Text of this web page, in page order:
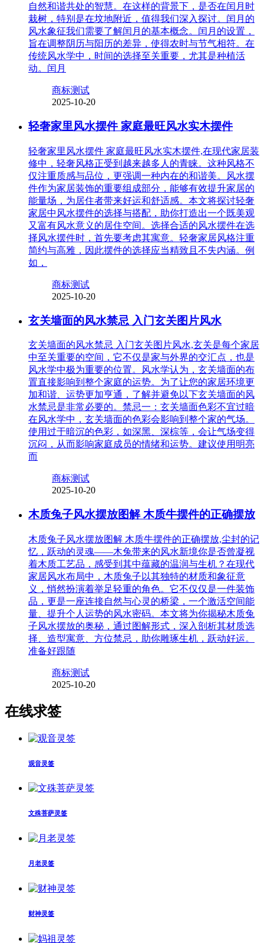
自然和谐共处的智慧。在这样的背景下，是否在闰月时
栽树，特别是在坟地附近，值得我们深入探讨。闰月的
风水象征我们需要了解闰月的基本概念。闰月的设置，
旨在调整阴历与阳历的差异，使得农时与节气相符。在
传统风水学中，时间的选择至关重要，尤其是种植活
动。闰月
商标测试
2025-10-20
轻奢家里风水摆件 家庭最旺风水实木摆件
轻奢家里风水摆件 家庭最旺风水实木摆件,在现代家居装
修中，轻奢风格正受到越来越多人的青睐。这种风格不
仅注重质感与品位，更强调一种内在的和谐美。风水摆
件作为家居装饰的重要组成部分，能够有效提升家居的
能量场，为居住者带来好运和舒适感。本文将探讨轻奢
家居中风水摆件的选择与搭配，助你打造出一个既美观
又富有风水意义的居住空间。选择合适的风水摆件在选
择风水摆件时，首先要考虑其寓意。轻奢家居风格注重
简约与高雅，因此摆件的选择应当精致且不失内涵。例
如，
商标测试
2025-10-20
玄关墙面的风水禁忌 入门玄关图片风水
玄关墙面的风水禁忌 入门玄关图片风水,玄关是每个家居
中至关重要的空间，它不仅是家与外界的交汇点，也是
风水学中极为重要的位置。风水学认为，玄关墙面的布
置直接影响到整个家庭的运势。为了让您的家居环境更
加和谐、运势更加亨通，了解并避免以下玄关墙面的风
水禁忌是非常必要的。禁忌一：玄关墙面色彩不宜过暗
在风水学中，玄关墙面的色彩会影响到整个家的气场。
使用过于暗沉的色彩，如深黑、深棕等，会让气场变得
沉闷，从而影响家庭成员的情绪和运势。建议使用明亮
而
商标测试
2025-10-20
木质兔子风水摆放图解 木质牛摆件的正确摆放
木质兔子风水摆放图解 木质牛摆件的正确摆放,尘封的记
忆，跃动的灵魂——木兔带来的风水新境你是否曾凝视
着木质工艺品，感受到其中蕴藏的温润与生机？在现代
家居风水布局中，木质兔子以其独特的材质和象征意
义，悄然扮演着举足轻重的角色。它不仅仅是一件装饰
品，更是一座连接自然与心灵的桥梁，一个激活空间能
量、提升个人运势的风水密码。本文将为你揭秘木质兔
子风水摆放的奥秘，通过图解形式，深入剖析其材质选
择、造型寓意、方位禁忌，助你雕琢生机，跃动好运。
准备好跟随
商标测试
2025-10-20
在线求签
观音灵签
文殊菩萨灵签
月老灵签
财神灵签